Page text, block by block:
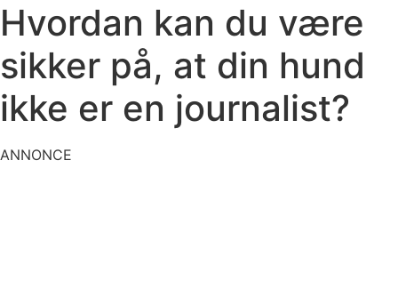
Hvordan kan du være
sikker på, at din hund
ikke er en journalist?
ANNONCE